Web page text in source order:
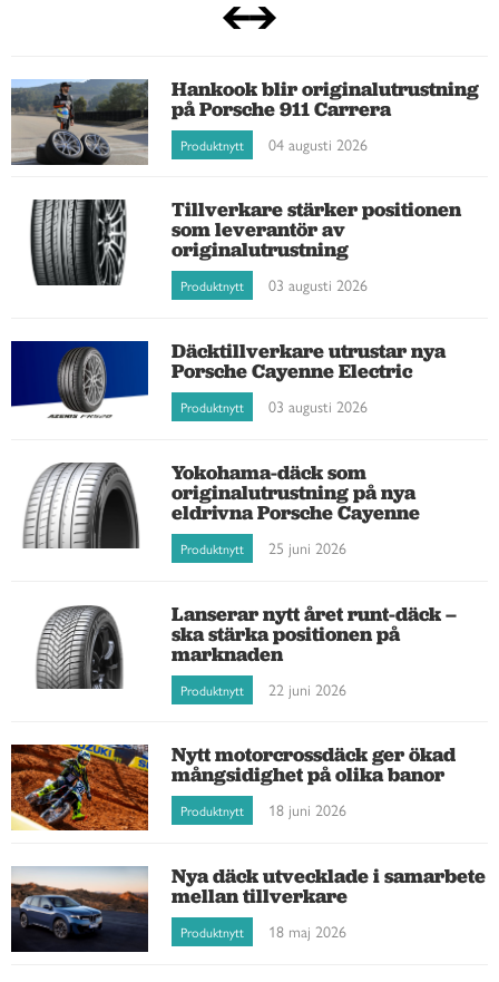
Hankook blir originalutrustning
på Porsche 911 Carrera
Produktnytt 04 augusti 2026
Tillverkare stärker positionen
som leverantör av
originalutrustning
Produktnytt 03 augusti 2026
Däcktillverkare utrustar nya
Porsche Cayenne Electric
Produktnytt 03 augusti 2026
Yokohama-däck som
originalutrustning på nya
eldrivna Porsche Cayenne
Produktnytt 25 juni 2026
Lanserar nytt året runt-däck –
ska stärka positionen på
marknaden
Produktnytt 22 juni 2026
Nytt motorcrossdäck ger ökad
mångsidighet på olika banor
Produktnytt 18 juni 2026
Nya däck utvecklade i samarbete
mellan tillverkare
Produktnytt 18 maj 2026